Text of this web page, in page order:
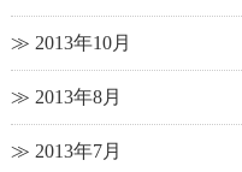
2013年10月
2013年8月
2013年7月